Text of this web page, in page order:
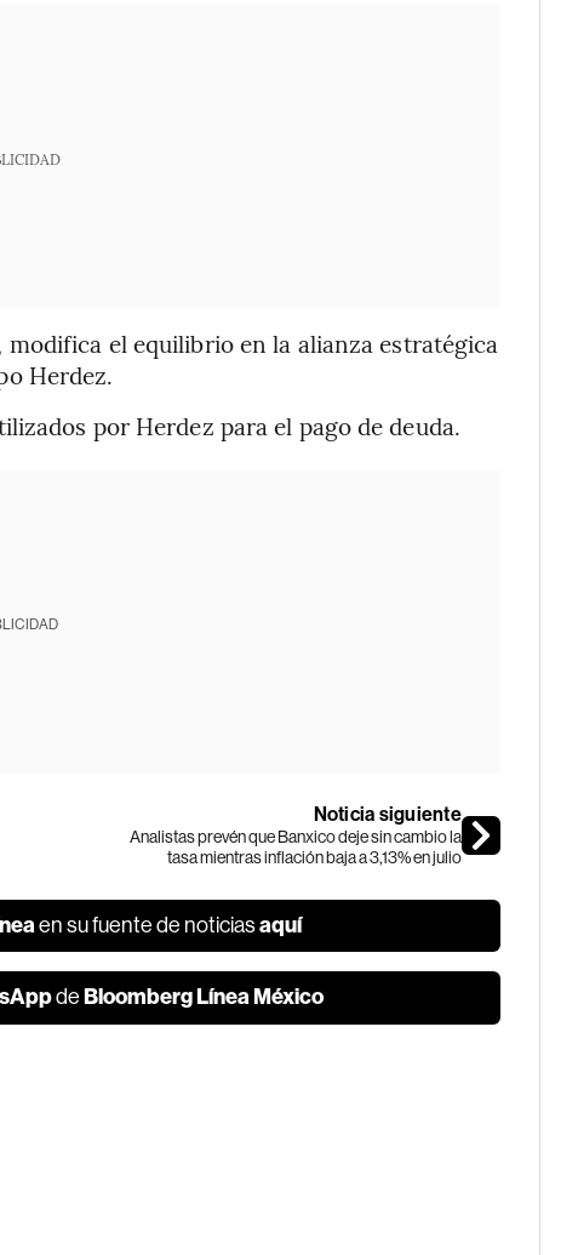
el equilibrio en la alianza estratégica
Herdez.
por Herdez para el pago de deuda.
Noticia siguiente
Analistas prevén que Banxico deje sin cambio la
tasa mientras inflación baja a 3,13% en julio
en su fuente de noticiasaquí
de Bloomberg Línea México